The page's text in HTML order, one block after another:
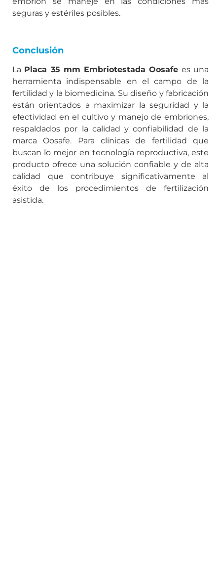
seguras y estériles posibles.
Conclusión
La Placa 35 mm Embriotestada Oosafe es una
herramienta indispensable en el campo de la
fertilidad y la biomedicina. Su diseño y fabricación
están orientados a maximizar la seguridad y la
efectividad en el cultivo y manejo de embriones,
respaldados por la calidad y confiabilidad de la
marca Oosafe. Para clínicas de fertilidad que
buscan lo mejor en tecnología reproductiva, este
producto ofrece una solución confiable y de alta
calidad que contribuye significativamente al
éxito de los procedimientos de fertilización
asistida.